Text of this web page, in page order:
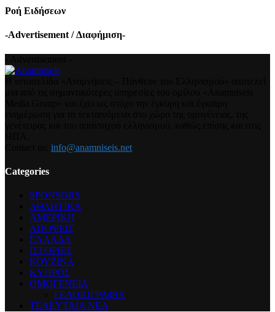
Ροή Ειδήσεων
-Advertisement / Διαφήμιση-
info@anamniseis.net
Categories
SPONSORS
ΑΘΛΗΤΙΚΑ
ΑΜΕΡΙΚΗ
ΑΠΟΨΕΙΣ
ΕΛΛΑΔΑ
ΙΣΤΟΡΙΕΣ
ΚΟΥΖΙΝΑ
ΚΥΠΡΟΣ
ΟΜΟΓΕΝΕΙΑ
ΓΕΛΟΙΟΓΡΑΦΙΑ
ΤΕΛΕΥΤΑΙΑ ΝΕΑ